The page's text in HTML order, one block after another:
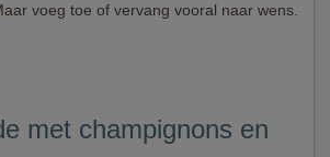
voeg toe of vervang vooral naar wens.
met champignons en